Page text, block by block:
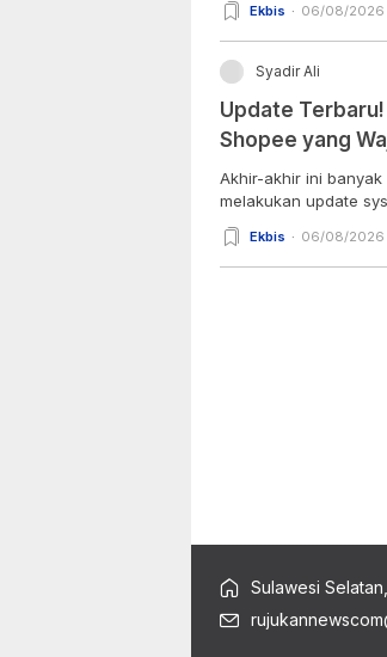
Ekbis 06/08/2026 |
Syadir Ali
Update
Shopee yang
Akhir-akhir ini
melakukan update
Ekbis 06/08/2026 |
Sulawesi